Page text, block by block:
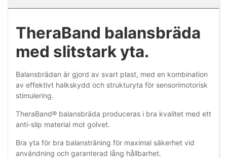
TheraBand balansbräda
med slitstark yta.
Balansbrädan är gjord av svart plast, med en kombination
av effektivt halkskydd och strukturyta för sensorimotorisk
stimulering.
TheraBand® balansbräda produceras i bra kvalitet med ett
anti-slip material mot golvet.
Bra yta för bra balansträning för maximal säkerhet vid
användning och garanterad lång hållbarhet.